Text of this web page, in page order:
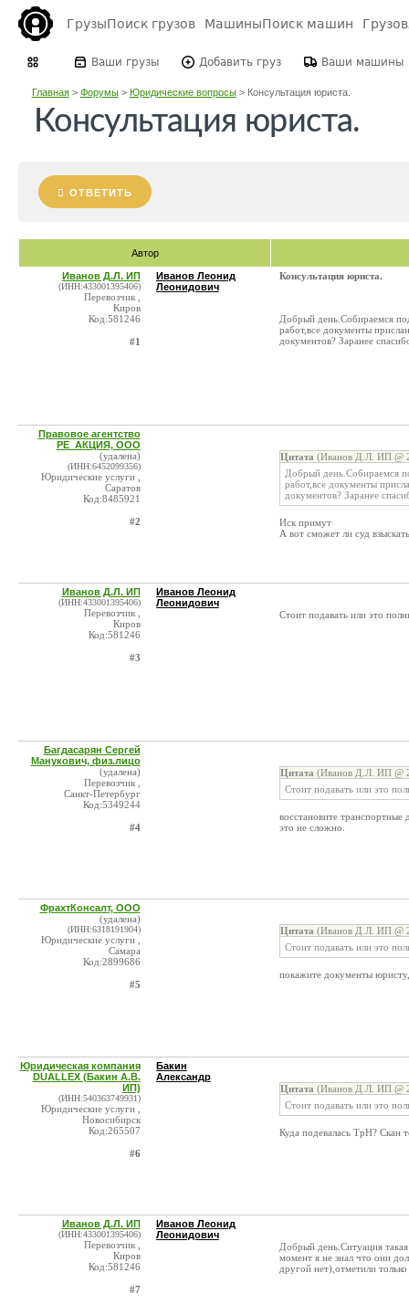
ГрузыПоиск грузов МашиныПоиск машин
Ваши грузы Добавить груз Ваши машины
Главная> Форумы> Юридические вопросы> Консультация юриста.
Консультация юриста.
ОТВЕТИТЬ
Автор
Иванов Д.Л. ИП
(ИНН:433001395406)
Перевозчик ,
Киров
Код:581246
#1
Иванов Леонид
Леонидович
Консультация юриста.
Добрый день.Собираемся
работ,все документы
документов? Заранее
Правовое агентство
РЕ_АКЦИЯ, ООО
(удалена)
(ИНН:6452099356)
Юридические услуги ,
Саратов
Код:8485921
#2
Цитата (Иванов Д.Л. ИП @
Добрый день.Собираемся
работ,все документы
документов? Заранее
Иск примут
А вот сможет ли суд
Иванов Д.Л. ИП
(ИНН:433001395406)
Перевозчик ,
Киров
Код:581246
#3
Иванов Леонид
Леонидович
Стоит подавать или это
Багдасарян Сергей
Манукович, физ.лицо
(удалена)
Перевозчик ,
Санкт-Петербург
Код:5349244
#4
Цитата (Иванов Д.Л. ИП @
Стоит подавать или это
восстановите транспортные
это не сложно.
ФрахтКонсалт, ООО
(удалена)
(ИНН:6318191904)
Юридические услуги ,
Самара
Код:2899686
#5
Цитата (Иванов Д.Л. ИП @
Стоит подавать или это
покажите документы
Юридическая компания
DUALLEX (Бакин А.В.
ИП)
(ИНН:540363749931)
Юридические услуги ,
Новосибирск
Код:265507
#6
Бакин
Александр
Цитата (Иванов Д.Л. ИП @
Стоит подавать или это
Куда подевалась ТрН? Скан
Иванов Д.Л. ИП
(ИНН:433001395406)
Перевозчик ,
Киров
Код:581246
#7
Иванов Леонид
Леонидович
Добрый день.Ситуация
момент я не знал что они
другой нет),отметили